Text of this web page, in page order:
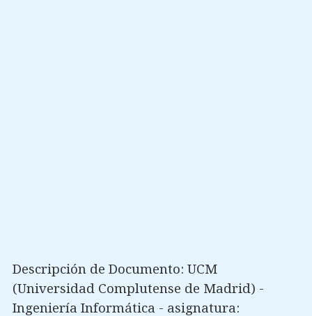
Descripción de Documento: UCM
(Universidad Complutense de Madrid) -
Ingeniería Informática - asignatura: